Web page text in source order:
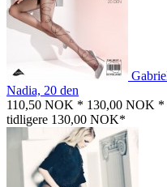
Nadia, 20 den
110,50 NOK * 130,00 NOK *
tidligere 130,00 NOK*